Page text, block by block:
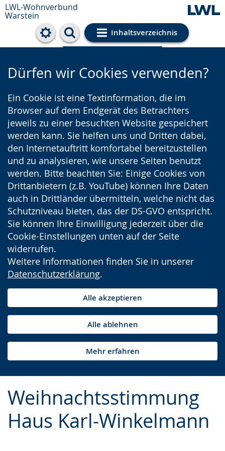
LWL-Wohnverbund
Warstein
Inhaltsverzeichnis
Cookie-Einstellungen
Dürfen wir Cookies verwenden?
Ein Cookie ist eine Textinformation, die im
Browser auf dem Endgerät des Betrachters
jeweils zu einer besuchten Website gespeichert
werden kann. Sie helfen uns und Dritten dabei,
den Internetauftritt komfortabel bereitzustellen
und zu analysieren, wie unsere Seiten benutzt
werden. Bitte beachten Sie: Einige Cookies von
Drittanbietern (z.B. YouTube) können Ihre Daten
auch in Drittländer übermitteln, welche nicht das
Schutzniveau bieten, das der DS-GVO entspricht.
Sie können Ihre Einwilligung jederzeit über die
Cookie-Einstellungen unten auf der Seite
widerrufen.
Weitere Informationen finden Sie in unserer
Datenschutzerklärung.
Alle akzeptieren
Alle ablehnen
Mehr erfahren
Weihnachtsstimmung
Haus Karl-Winkelmann